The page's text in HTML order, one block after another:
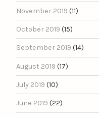
November 2019 (11)
October 2019 (15)
September 2019 (14)
August 2019 (17)
July 2019 (10)
June 2019 (22)